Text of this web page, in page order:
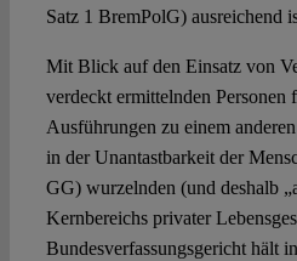
Satz 1 BremPolG) ausreichend
Mit Blick auf den Einsatz von
verdeckt ermittelnden Personen
Ausführungen zu einem
in der Unantastbarkeit der
GG) wurzelnden (und deshalb
Kernbereichs privater
Bundesverfassungsgericht hält